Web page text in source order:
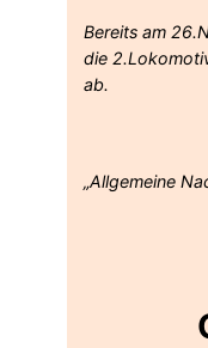
Bereits am
die
ab.
„Allgemeine